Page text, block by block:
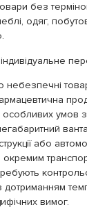
без
одяг,
небезпечні
особливих умов
або
окремим
вимог.